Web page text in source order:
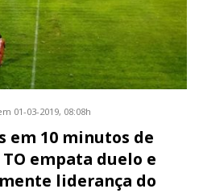
01-03-2019, 08:08h
em 10 minutos de
empata duelo e
liderança do